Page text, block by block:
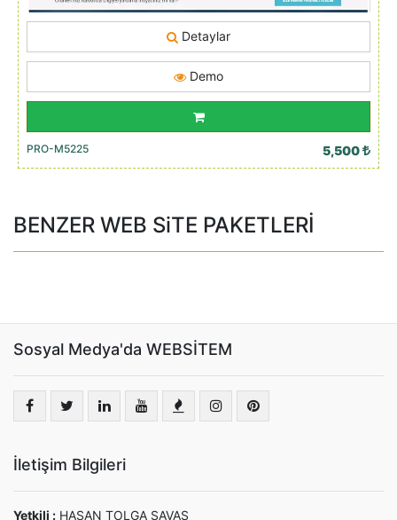
Detaylar
Demo
PRO-M5225 5,500
BENZER WEB SiTE PAKETLERİ
Sosyal Medya'da WEBSİTEM
İletişim Bilgileri
Yetkili : HASAN TOLGA SAVAŞ